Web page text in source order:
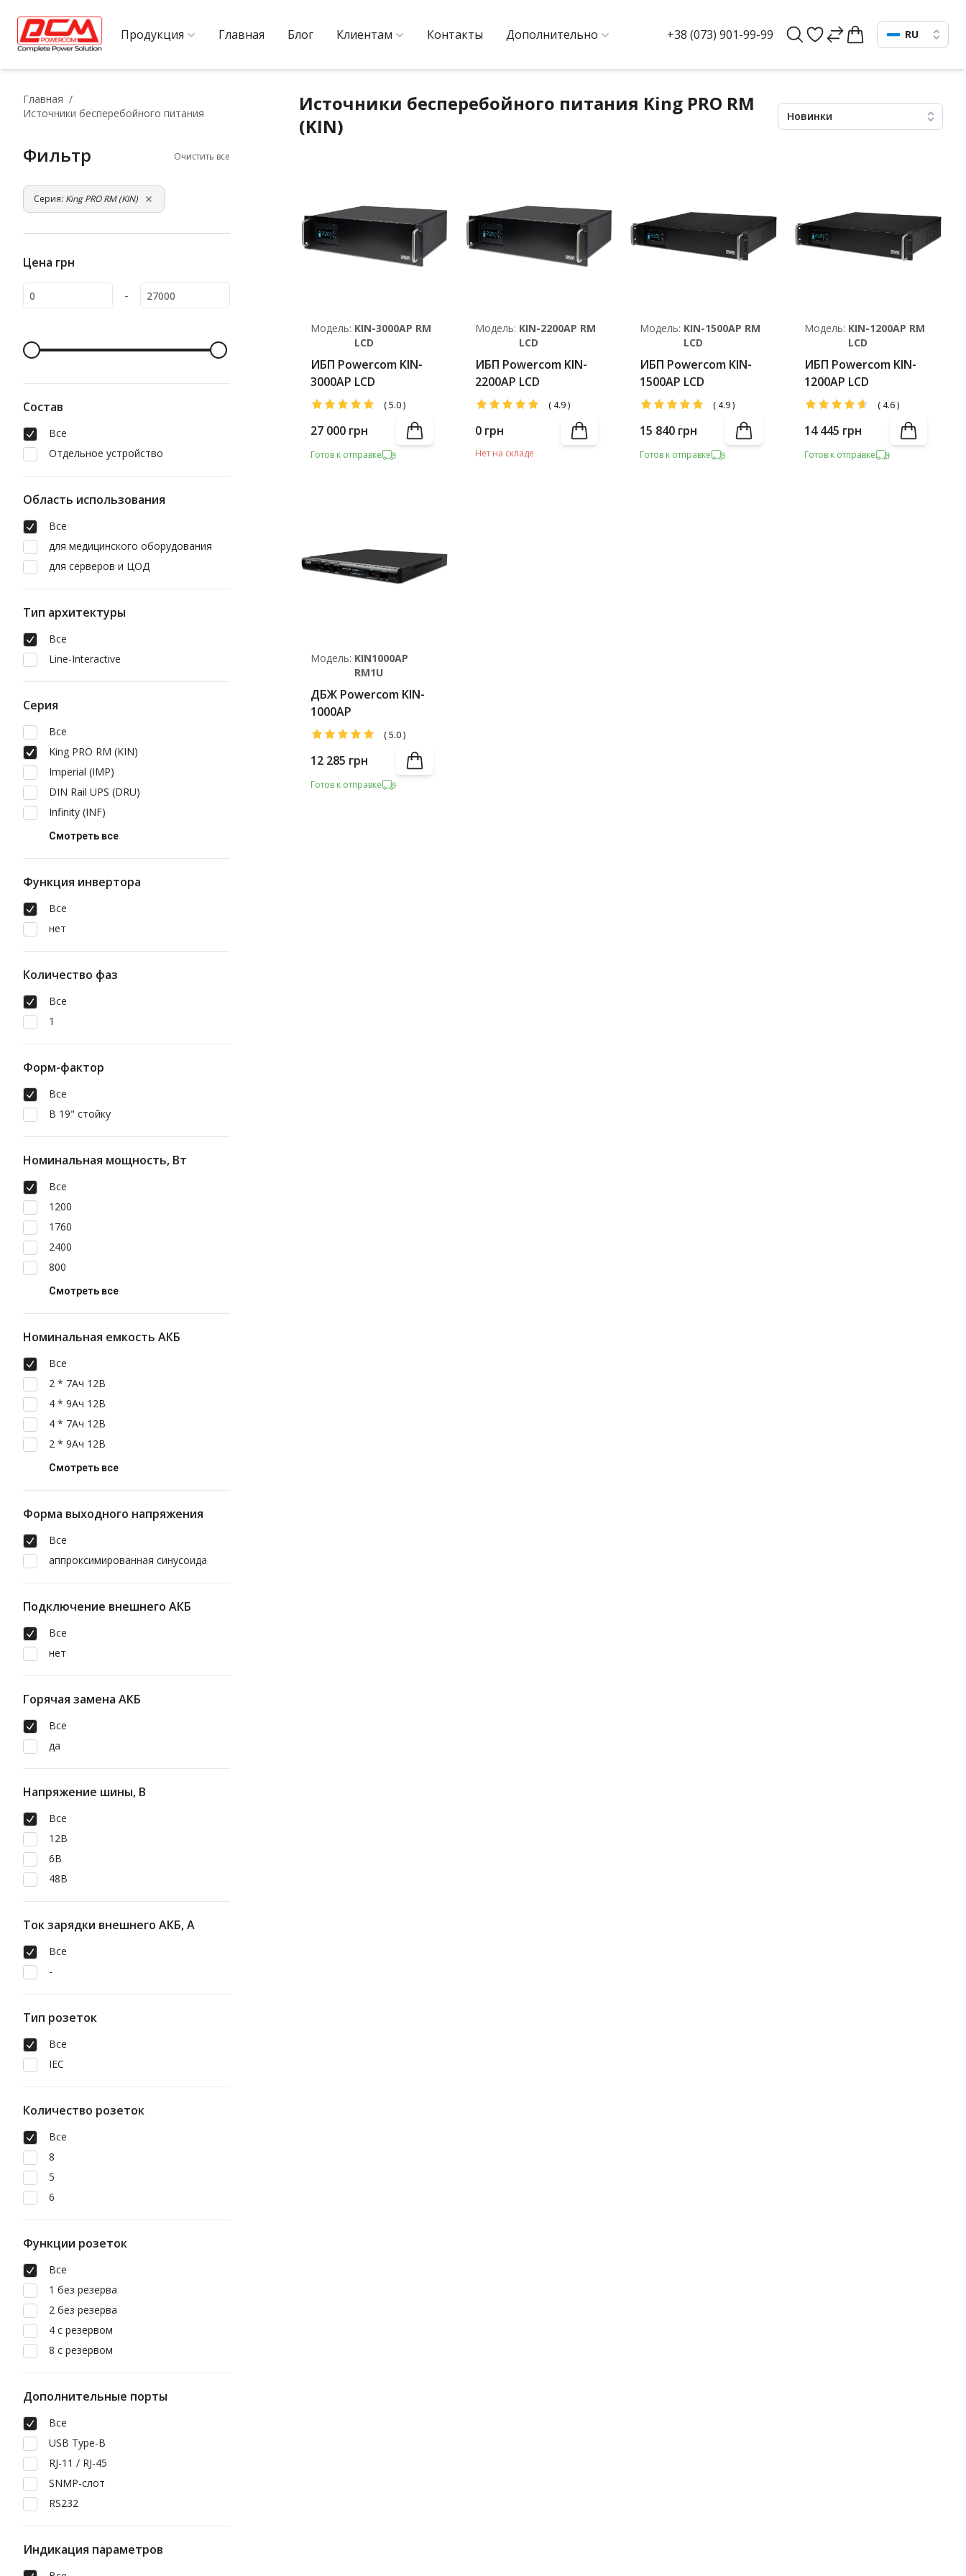
Продукция Главная Блог Клиентам Контакты Дополнительно +38 (073) 901-99-99 RU
Главная
Источники бесперебойного питания
Фильтр Очистить все
Серия: King PRO RM (KIN)
Цена грн
-
Состав
Все
Отдельное устройство
Область использования
Все
для медицинского оборудования
для серверов и ЦОД
Тип архитектуры
Все
Line-Interactive
Серия
Все
King PRO RM (KIN)
Imperial (IMP)
DIN Rail UPS (DRU)
Infinity (INF)
Смотреть все
Функция инвертора
Все
нет
Количество фаз
Все
1
Форм-фактор
Все
В 19" стойку
Номинальная мощность, Вт
Все
1200
1760
2400
800
Смотреть все
Номинальная емкость АКБ
Все
2 * 7Ач 12В
4 * 9Ач 12В
4 * 7Ач 12В
2 * 9Ач 12В
Смотреть все
Форма выходного напряжения
Все
аппроксимированная синусоида
Подключение внешнего АКБ
Все
нет
Горячая замена АКБ
Все
да
Напряжение шины, В
Все
12В
6В
48В
Ток зарядки внешнего АКБ, А
Все
-
Тип розеток
Все
IEC
Количество розеток
Все
8
5
6
Функции розеток
Все
1 без резерва
2 без резерва
4 с резервом
8 с резервом
Дополнительные порты
Все
USB Type-B
RJ-11 / RJ-45
SNMP-слот
RS232
Индикация параметров
Источники бесперебойного питания King PRO RM
(KIN)
Новинки
Модель: KIN-3000AP RM
LCD
ИБП Powercom KIN-
3000AP LCD
(5.0)
27 000 грн
Готов к отправке
Модель: KIN-2200AP RM
LCD
ИБП Powercom KIN-
2200AP LCD
( 4.9)
0 грн
Нет на складе
Модель: KIN-1500AP RM
LCD
ИБП Powercom KIN-
1500AP LCD
( 4.9)
15 840 грн
Готов к отправке
Модель: KIN-1200AP RM
LCD
ИБП Powercom KIN-
1200AP LCD
( 4.6)
14 445 грн
Готов к отправке
Модель: KIN1000AP
RM1U
ДБЖ Powercom KIN-
1000AP
(5.0)
12 285 грн
Готов к отправке